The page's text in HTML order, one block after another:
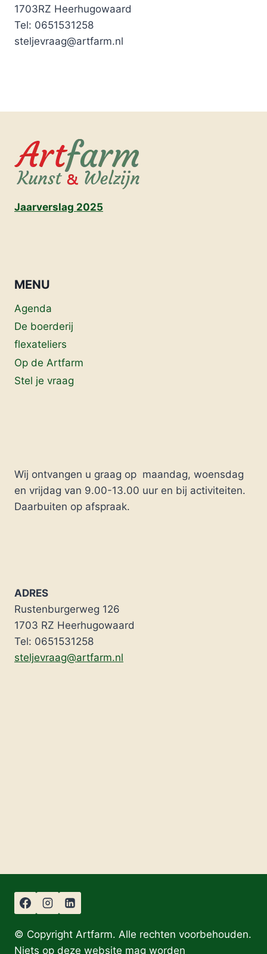
1703RZ Heerhugowaard
Tel: 0651531258
steljevraag@artfarm.nl
Jaarverslag 2025
MENU
Agenda
De boerderij
flexateliers
Op de Artfarm
Stel je vraag
Wij ontvangen u graag op maandag, woensdag
en vrijdag van 9.00-13.00 uur en bij activiteiten.
Daarbuiten op afspraak.
ADRES
Rustenburgerweg 126
1703 RZ Heerhugowaard
Tel: 0651531258
steljevraag@artfarm.nl
© Copyright Artfarm. Alle rechten voorbehouden.
Niets op deze website mag worden